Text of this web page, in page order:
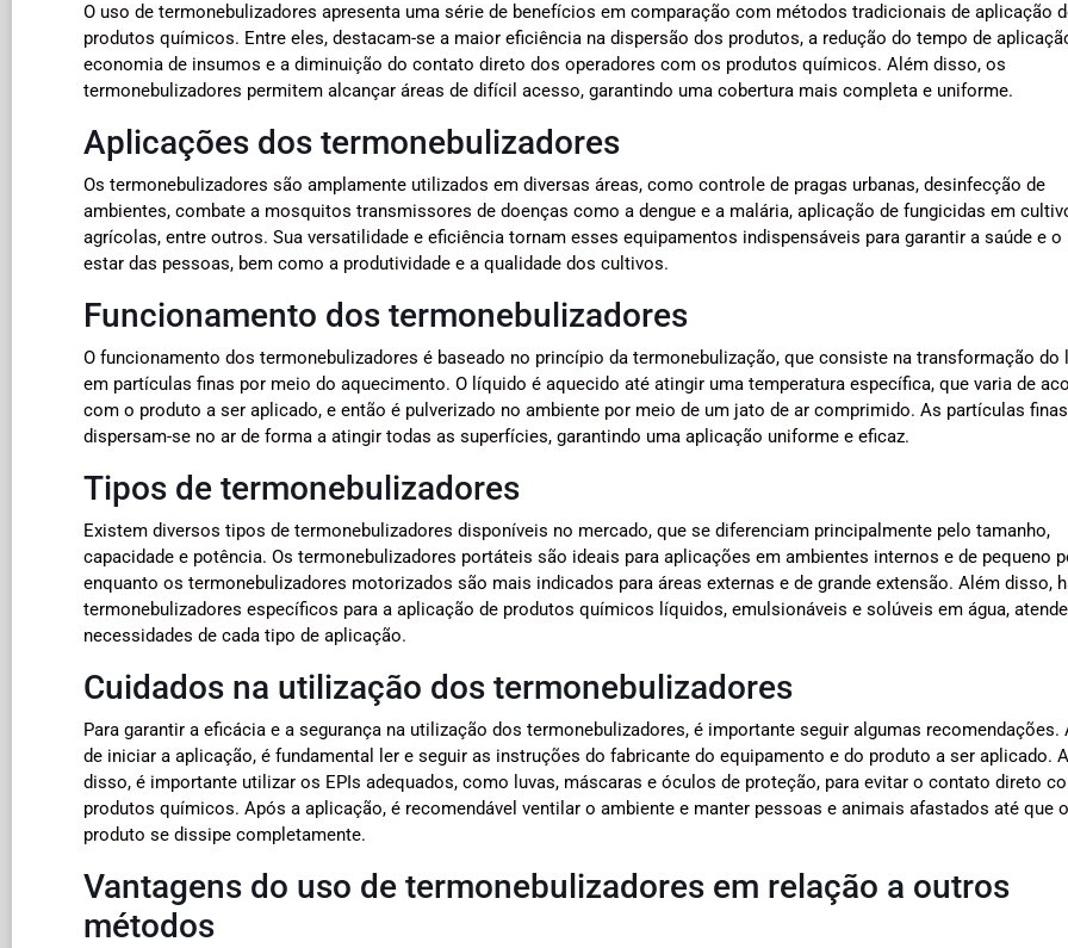
O uso de termonebulizadores apresenta uma série de benefícios em comparação com métodos tradicionais de aplicação
produtos químicos. Entre eles, destacam-se a maior eficiência na dispersão dos produtos, a redução do tempo de
economia de insumos e a diminuição do contato direto dos operadores com os produtos químicos. Além disso, os
termonebulizadores permitem alcançar áreas de difícil acesso, garantindo uma cobertura mais completa e uniforme.
Aplicações dos termonebulizadores
Os termonebulizadores são amplamente utilizados em diversas áreas, como controle de pragas urbanas, desinfecção de
ambientes, combate a mosquitos transmissores de doenças como a dengue e a malária, aplicação de fungicidas em
agrícolas, entre outros. Sua versatilidade e eficiência tornam esses equipamentos indispensáveis para garantir a saúde e o
estar das pessoas, bem como a produtividade e a qualidade dos cultivos.
Funcionamento dos termonebulizadores
O funcionamento dos termonebulizadores é baseado no princípio da termonebulização, que consiste na transformação do
em partículas finas por meio do aquecimento. O líquido é aquecido até atingir uma temperatura específica, que varia de
com o produto a ser aplicado, e então é pulverizado no ambiente por meio de um jato de ar comprimido. As partículas finas
dispersam-se no ar de forma a atingir todas as superfícies, garantindo uma aplicação uniforme e eficaz.
Tipos de termonebulizadores
Existem diversos tipos de termonebulizadores disponíveis no mercado, que se diferenciam principalmente pelo tamanho,
capacidade e potência. Os termonebulizadores portáteis são ideais para aplicações em ambientes internos e de pequeno
enquanto os termonebulizadores motorizados são mais indicados para áreas externas e de grande extensão. Além disso,
termonebulizadores específicos para a aplicação de produtos químicos líquidos, emulsionáveis e solúveis em água,
necessidades de cada tipo de aplicação.
Cuidados na utilização dos termonebulizadores
Para garantir a eficácia e a segurança na utilização dos termonebulizadores, é importante seguir algumas recomendações.
de iniciar a aplicação, é fundamental ler e seguir as instruções do fabricante do equipamento e do produto a ser aplicado.
disso, é importante utilizar os EPIs adequados, como luvas, máscaras e óculos de proteção, para evitar o contato direto
produtos químicos. Após a aplicação, é recomendável ventilar o ambiente e manter pessoas e animais afastados até que o
produto se dissipe completamente.
Vantagens do uso de termonebulizadores em relação a outros
métodos